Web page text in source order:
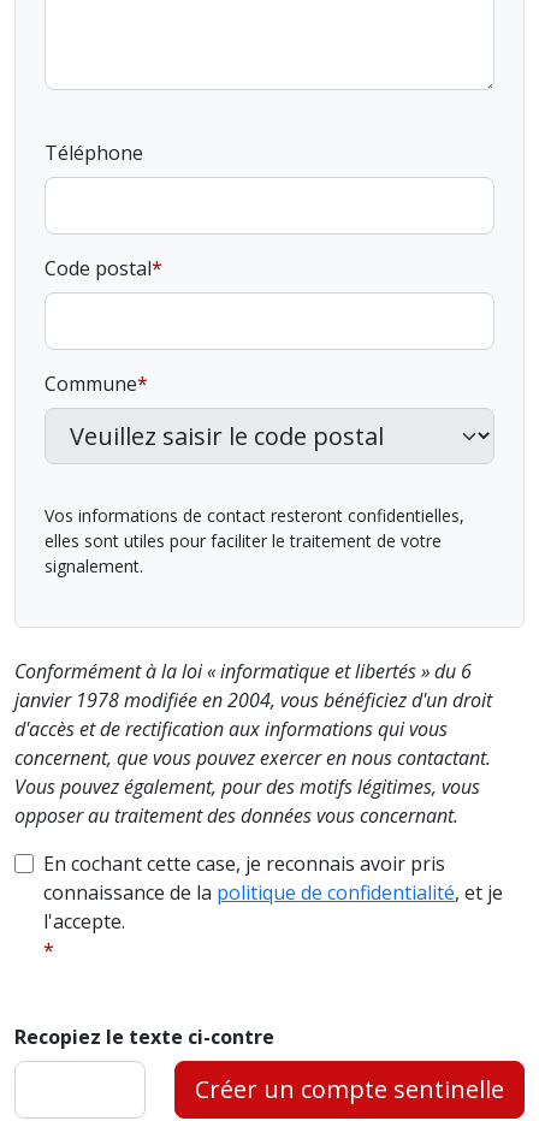
Téléphone
Code postal
Commune
Vos informations de contact resteront confidentielles,
elles sont utiles pour faciliter le traitement de votre
signalement.
Conformément à la loi « informatique et libertés » du 6
janvier 1978 modifiée en 2004, vous bénéficiez d'un droit
d'accès et de rectification aux informations qui vous
concernent, que vous pouvez exercer en nous contactant.
Vous pouvez également, pour des motifs légitimes, vous
opposer au traitement des données vous concernant.
En cochant cette case, je reconnais avoir pris
connaissance de la politique de confidentialité, et je
l'accepte.
Recopiez le texte ci-contre
Créer un compte sentinelle